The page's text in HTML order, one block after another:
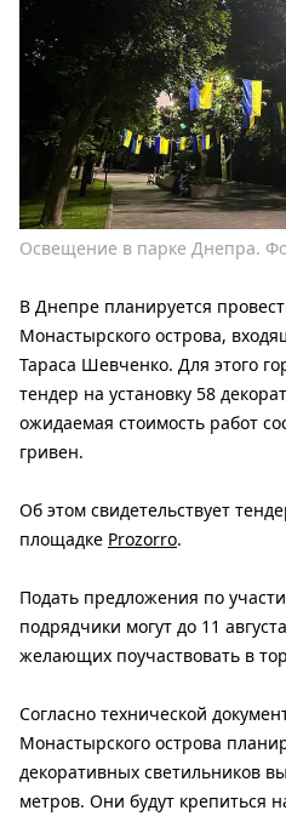
Освещение в парке Днепра.
В Днепре планируется
Монастырского острова,
Тараса Шевченко. Для этого
тендер на установку 58
ожидаемая стоимость работ
гривен.
Об этом свидетельствует
площадке Prozorro.
Подать предложения по
подрядчики могут до 11
желающих поучаствовать в
Согласно технической
Монастырского острова
декоративных светильников
метров. Они будут крепиться